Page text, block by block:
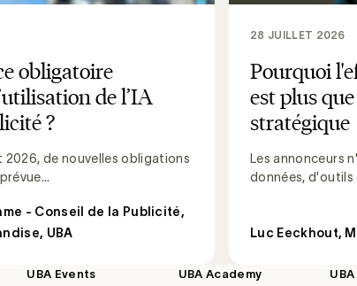
obligatoire
de l’IA
?
2026, de nouvelles obligations
- Conseil de la Publicité,
UBA
Pourquoi
est plus
stratégique
Les annonceurs
données, d'outils
28 JUILLET 2026
Luc Eeckhout,
UBA Events UBA Academy